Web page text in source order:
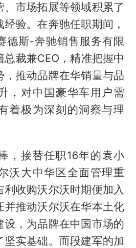
、市场拓展等领域积累了
验。在奔驰任职期间，
德斯-奔驰销售服务有限
裁兼CEO，精准把握中
，推动品牌在华销量与品
，对中国豪华车用户需
着极为深刻的洞察与理
，接替任职16年的袁小
沃大中华区全面管理重
利收购沃尔沃时期便加入
并推动沃尔沃在华本土化
设，为品牌在中国市场的
坚实基础。而段建军的加